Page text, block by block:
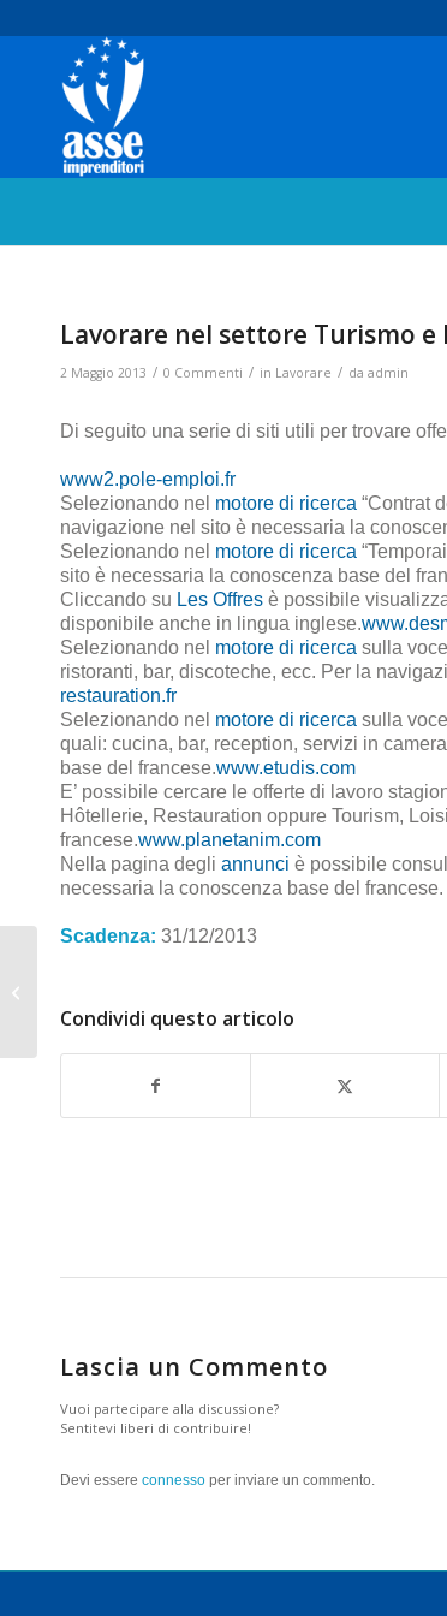
Lavorare nel settore Turismo e
2 Maggio 2013 / 0 Commenti / in Lavorare / da admin
Di seguito una serie di siti utili per trovare
www2.pole-emploi.fr
Selezionando nel motore di ricerca “Contrat
navigazione nel sito è necessaria la
Selezionando nel motore di ricerca
sito è necessaria la conoscenza base del
Cliccando su Les Offres è possibile
disponibile anche in lingua inglese.
Selezionando nel motore di ricerca sulla
ristoranti, bar, discoteche, ecc. Per la
restauration.fr
Selezionando nel motore di ricerca sulla
quali: cucina, bar, reception, servizi in
base del francese.www.etudis.com
E’ possibile cercare le offerte di lavoro
Hôtellerie, Restauration oppure Tourism,
francese.www.planetanim.com
Nella pagina degli annunci è possibile
necessaria la conoscenza base del francese.
Scadenza: 31/12/2013
Condividi questo articolo
Lascia un Commento
Vuoi partecipare alla discussione?
Sentitevi liberi di contribuire!
Devi essere connesso per inviare un commento.